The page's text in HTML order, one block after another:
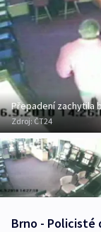
Přepadení zachytila
Zdroj:ČT24
Brno - Policisté